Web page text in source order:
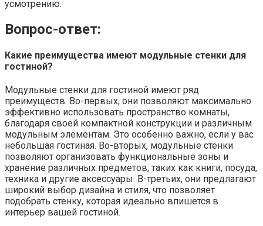
усмотрению.
Вопрос-ответ:
Какие преимущества имеют модульные стенки для
гостиной?
Модульные стенки для гостиной имеют ряд
преимуществ. Во-первых, они позволяют максимально
эффективно использовать пространство комнаты,
благодаря своей компактной конструкции и различным
модульным элементам. Это особенно важно, если у вас
небольшая гостиная. Во-вторых, модульные стенки
позволяют организовать функциональные зоны и
хранение различных предметов, таких как книги, посуда,
техника и другие аксессуары. В-третьих, они предлагают
широкий выбор дизайна и стиля, что позволяет
подобрать стенку, которая идеально впишется в
интерьер вашей гостиной.